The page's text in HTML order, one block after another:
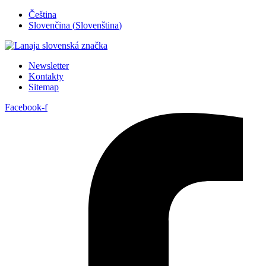
Přejít
Čeština
Slovenčina (Slovenština)
Newsletter
Kontakty
Sitemap
Facebook-f